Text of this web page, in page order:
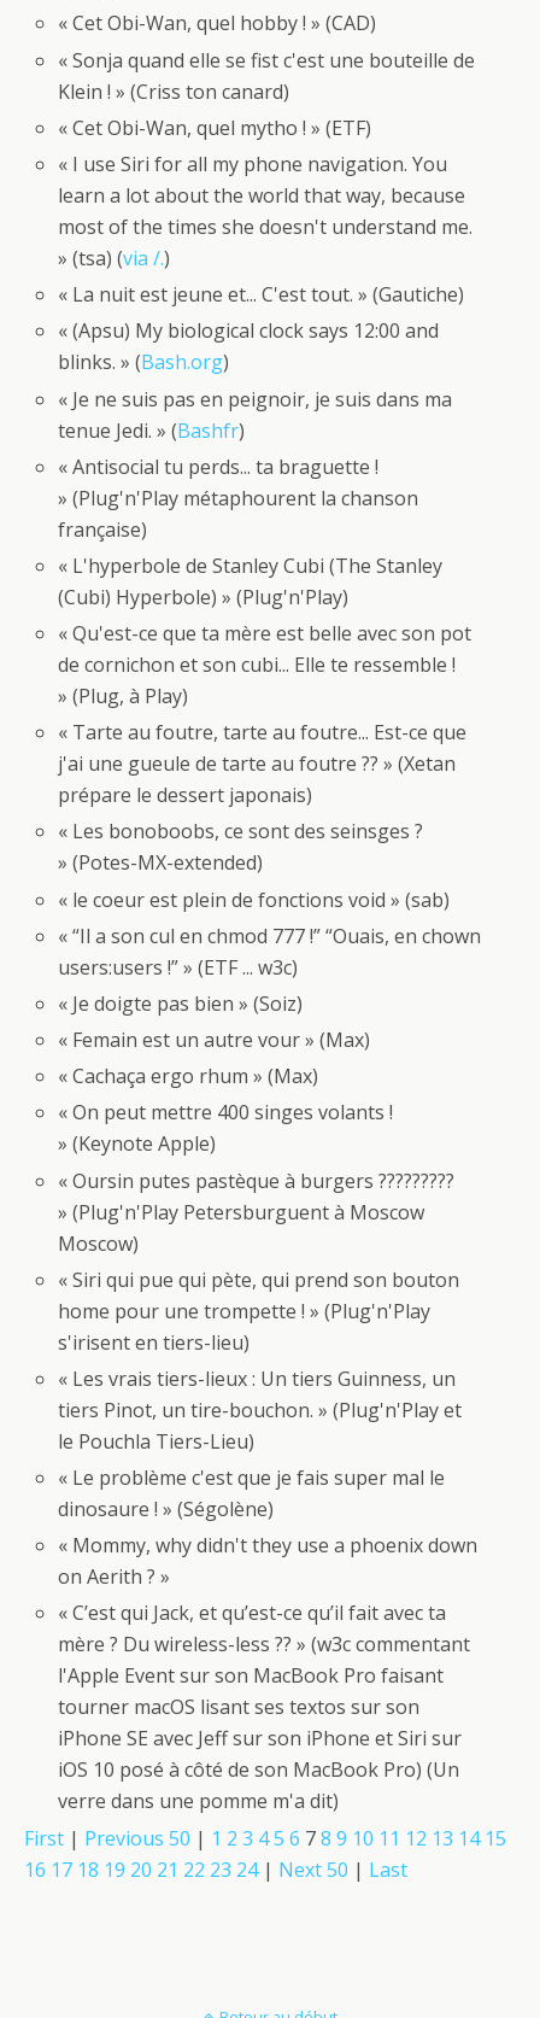
« Cet Obi-Wan, quel hobby ! » (CAD)
« Sonja quand elle se fist c'est une bouteille de
Klein ! » (Criss ton canard)
« Cet Obi-Wan, quel mytho ! » (ETF)
« I use Siri for all my phone navigation. You
learn a lot about the world that way, because
most of the times she doesn't understand me.
» (tsa) (via /.)
« La nuit est jeune et... C'est tout. » (Gautiche)
« (Apsu) My biological clock says 12:00 and
blinks. » (Bash.org)
« Je ne suis pas en peignoir, je suis dans ma
tenue Jedi. » (Bashfr)
« Antisocial tu perds... ta braguette !
» (Plug'n'Play métaphourent la chanson
française)
« L'hyperbole de Stanley Cubi (The Stanley
(Cubi) Hyperbole) » (Plug'n'Play)
« Qu'est-ce que ta mère est belle avec son pot
de cornichon et son cubi... Elle te ressemble !
» (Plug, à Play)
« Tarte au foutre, tarte au foutre... Est-ce que
j'ai une gueule de tarte au foutre ?? » (Xetan
prépare le dessert japonais)
« Les bonoboobs, ce sont des seinsges ?
» (Potes-MX-extended)
« le coeur est plein de fonctions void » (sab)
« “Il a son cul en chmod 777 !” “Ouais, en chown
users:users !” » (ETF ... w3c)
« Je doigte pas bien » (Soiz)
« Femain est un autre vour » (Max)
« Cachaça ergo rhum » (Max)
« On peut mettre 400 singes volants !
» (Keynote Apple)
« Oursin putes pastèque à burgers ?????????
» (Plug'n'Play Petersburguent à Moscow
Moscow)
« Siri qui pue qui pète, qui prend son bouton
home pour une trompette ! » (Plug'n'Play
s'irisent en tiers-lieu)
« Les vrais tiers-lieux : Un tiers Guinness, un
tiers Pinot, un tire-bouchon. » (Plug'n'Play et
le Pouchla Tiers-Lieu)
« Le problème c'est que je fais super mal le
dinosaure ! » (Ségolène)
« Mommy, why didn't they use a phoenix down
on Aerith ? »
« C’est qui Jack, et qu’est-ce qu’il fait avec ta
mère ? Du wireless-less ?? » (w3c commentant
l'Apple Event sur son MacBook Pro faisant
tourner macOS lisant ses textos sur son
iPhone SE avec Jeff sur son iPhone et Siri sur
iOS 10 posé à côté de son MacBook Pro) (Un
verre dans une pomme m'a dit)
First | Previous 50 | 1 2 3 45 6 78 9 10 11 12 13 14 15
16 17 18 19 20 21 22 23 24| Next 50 | Last